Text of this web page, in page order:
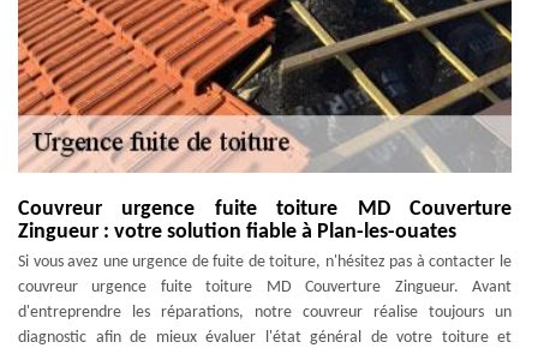
Couvreur urgence fuite toiture MD Couverture
Zingueur : votre solution fiable à Plan-les-ouates
Si vous avez une urgence de fuite de toiture, n'hésitez pas à contacter le
couvreur urgence fuite toiture MD Couverture Zingueur. Avant
d'entreprendre les réparations, notre couvreur réalise toujours un
diagnostic afin de mieux évaluer l'état général de votre toiture et